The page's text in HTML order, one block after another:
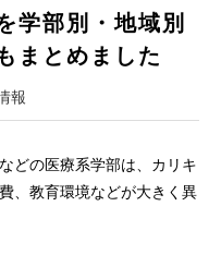
学部別・地域別
まとめました
報
どの医療系学部は、カリキ
、教育環境などが大きく異